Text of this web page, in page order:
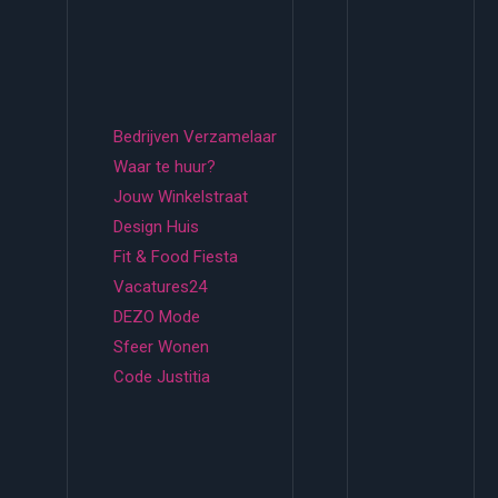
Bedrijven Verzamelaar
Waar te huur?
Jouw Winkelstraat
Design Huis
Fit & Food Fiesta
Vacatures24
DEZO Mode
Sfeer Wonen
Code Justitia